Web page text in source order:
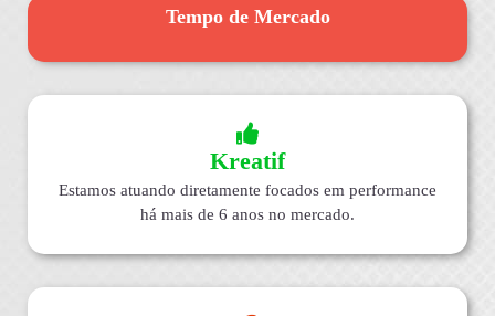
Tempo de Mercado
Kreatif
Estamos atuando diretamente focados em performance
há mais de 6 anos no mercado.